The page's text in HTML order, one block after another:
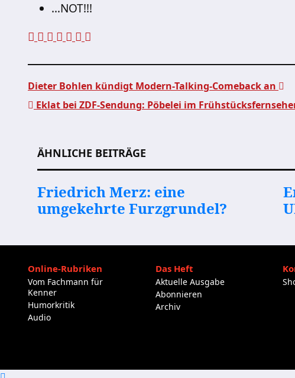
…NOT!!!
Dieter Bohlen kündigt Modern-Talking-Comeback an
Eklat bei ZDF-Sendung: Pöbelei im
ÄHNLICHE BEITRÄGE
Friedrich Merz: eine
umgekehrte Furzgrundel?
Online-Rubriken
Vom Fachmann für
Kenner
Humorkritik
Audio
Das Heft
Aktuelle Ausgabe
Abonnieren
Archiv